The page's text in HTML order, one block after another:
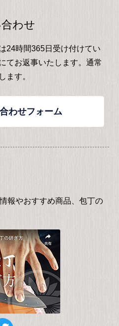
わせ
24時間365日受け付けてい
てお返事いたします。通常
ます。
わせフォーム
報やおすすめ商品、包丁の